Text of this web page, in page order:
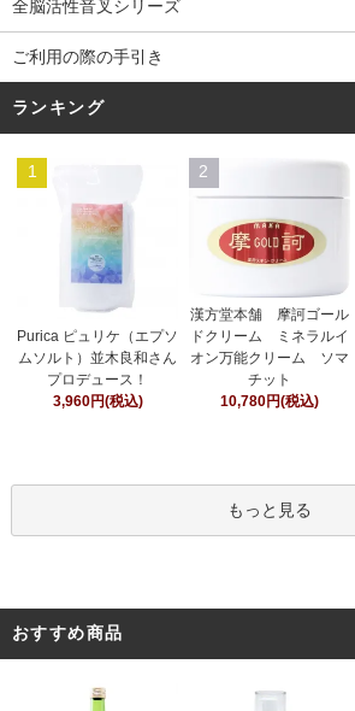
全脳活性音叉シリーズ
ご利用の際の手引き
ランキング
1
Purica ピュリケ（エプソ
ムソルト）並木良和さん
プロデュース！
3,960円(税込)
2
漢方堂本舗 摩訶ゴール
ドクリーム ミネラルイ
オン万能クリーム ソマ
チット
10,780円(税込)
もっと見る
おすすめ商品